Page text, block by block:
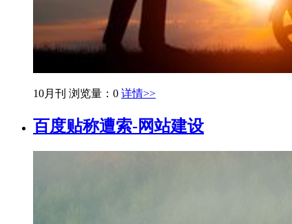
10月刊 浏览量：0 详情>>
百度贴称遭索-网站建设